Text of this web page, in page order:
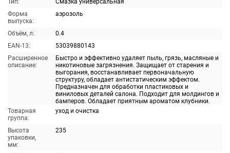
Тип:
Смазка универсальная
Форма
выпуска:
аэрозоль
Объём, л:
0.4
EAN-13:
53039880143
Расширенное
описание:
Быстро и эффективно удаляет пыль, грязь, масляные и
никотиновые загрязнения. Защищает от старения и
выгорания, восстанавливает первоначальную
структуру, обладает антистатическим эффектом.
Предназначен для обработки пластиковых и
виниловых деталей салона. Подходит для молдингов и
бамперов. Обладает приятным ароматом клубники.
Товарная
группа:
уход и очистка
Высота
упаковки,
мм:
235